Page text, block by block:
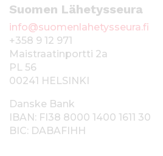
Suomen Lähetysseura
info@suomenlahetysseura.fi
+358 9 12 971
Maistraatinportti 2a
PL 56
00241 HELSINKI
Danske Bank
IBAN: FI38 8000 1400 1611 30
BIC: DABAFIHH